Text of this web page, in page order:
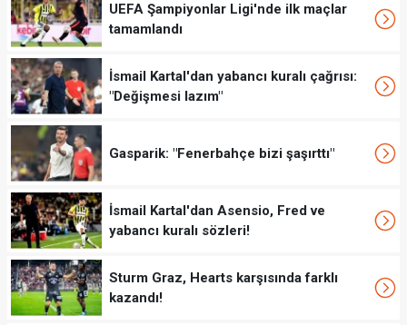
UEFA Şampiyonlar Ligi'nde ilk maçlar
tamamlandı
İsmail Kartal'dan yabancı kuralı çağrısı:
"Değişmesi lazım"
Gasparik: "Fenerbahçe bizi şaşırttı"
İsmail Kartal'dan Asensio, Fred ve
yabancı kuralı sözleri!
Sturm Graz, Hearts karşısında farklı
kazandı!